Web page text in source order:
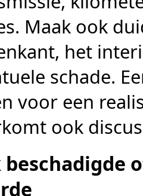
Maak ook
het
schade.
voor een
ook
beschadigde